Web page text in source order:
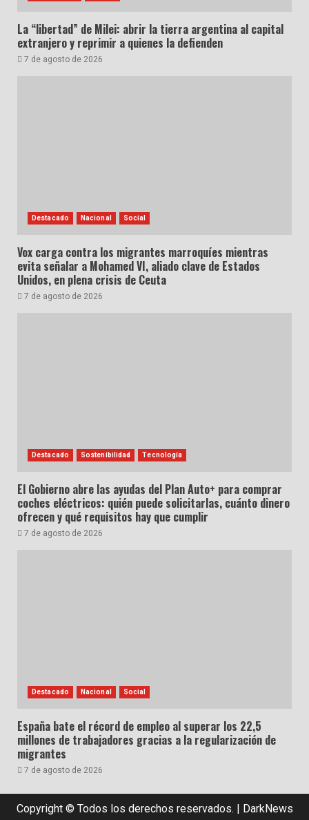
La “libertad” de Milei: abrir la tierra argentina al capital
extranjero y reprimir a quienes la defienden
7 de agosto de 2026
Destacado Nacional Social
Vox carga contra los migrantes marroquíes mientras
evita señalar a Mohamed VI, aliado clave de Estados
Unidos, en plena crisis de Ceuta
7 de agosto de 2026
Destacado Sostenibilidad Tecnología
El Gobierno abre las ayudas del Plan Auto+ para comprar
coches eléctricos: quién puede solicitarlas, cuánto dinero
ofrecen y qué requisitos hay que cumplir
7 de agosto de 2026
Destacado Nacional Social
España bate el récord de empleo al superar los 22,5
millones de trabajadores gracias a la regularización de
migrantes
7 de agosto de 2026
Copyright © Todos los derechos reservados.
DarkNews